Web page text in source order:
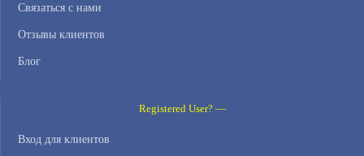
Связаться с нами
Отзывы клиентов
Блог
Registered User? —
Вход для клиентов